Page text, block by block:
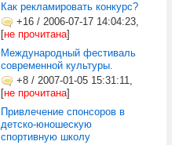
Как рекламировать конкурс?
+16 / 2006-07-17 14:04:23,
[не прочитана]
Международный фестиваль
современной культуры.
+8 / 2007-01-05 15:31:11,
[не прочитана]
Привлечение спонсоров в
детско-юношескую
спортивную школу